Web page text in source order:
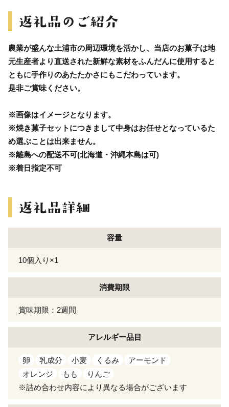
農業が盛んな土浦市の周辺環境を活かし、当店のお菓子は地
元生産者より直送された新鮮な素材をふんだんに使用すると
ともに手作りのあたたかさにもこだわっています。
是非ご賞味ください。
※画像はイメージとなります。
※焼き菓子セットにつきまして中身はお任せとなっているた
め選ぶことは出来ません。
※離島への配送不可(北海道・沖縄本島は可)
※着日指定不可
容量
10個入り×1
消費期限
賞味期限：2週間
アレルギー品目
卵 乳成分 小麦 くるみ
アーモンド
オレンジ
もも
りんご
※詰め合わせ内容により異なる場合がございます